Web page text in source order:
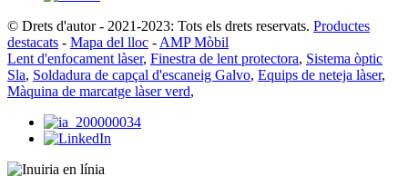
© Drets d'autor - 2021-2023: Tots els drets reservats. Productes
destacats - Mapa del lloc - AMP Mòbil
Lent d'enfocament làser, Finestra de lent protectora, Sistema òptic
Sla, Soldadura de capçal d'escaneig Galvo, Equips de neteja làser,
Màquina de marcatge làser verd,